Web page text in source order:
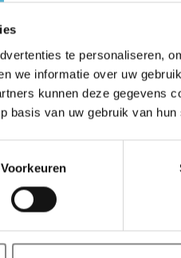
te personaliseren,
we informatie over uw
kunnen deze gegevens
basis van uw gebruik van hun
Voorkeuren
- Ø 6 cm -
HUE
Op